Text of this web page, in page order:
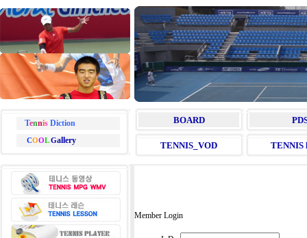
TennisDiction
COOLGallery
BOARD
TENNIS_VOD TENNIS
Member Login